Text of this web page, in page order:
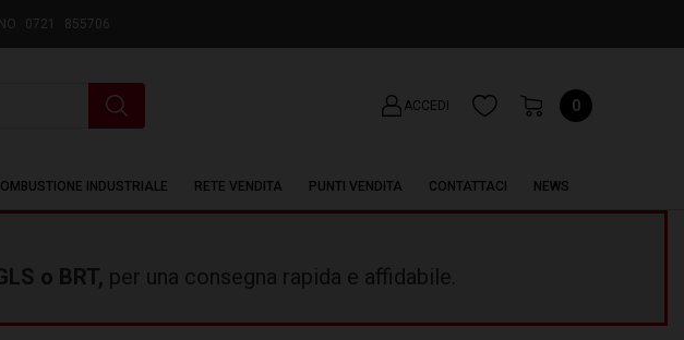
0721 855706
ACCEDI 0
INDUSTRIALE RETE VENDITA PUNTI VENDITA CONTATTACI NEWS
o BRT, per una consegna rapida e affidabile.